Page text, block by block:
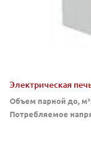
Электрическая
Объем парной до,
Потребляемое